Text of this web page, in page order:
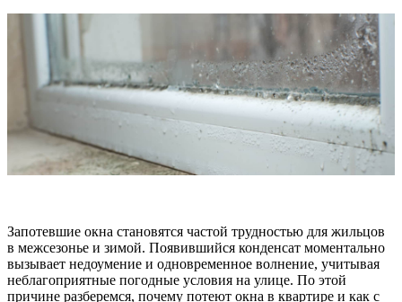
Запотевшие окна становятся частой трудностью для жильцов
в межсезонье и зимой. Появившийся конденсат моментально
вызывает недоумение и одновременное волнение, учитывая
неблагоприятные погодные условия на улице. По этой
причине разберемся, почему потеют окна в квартире и как с